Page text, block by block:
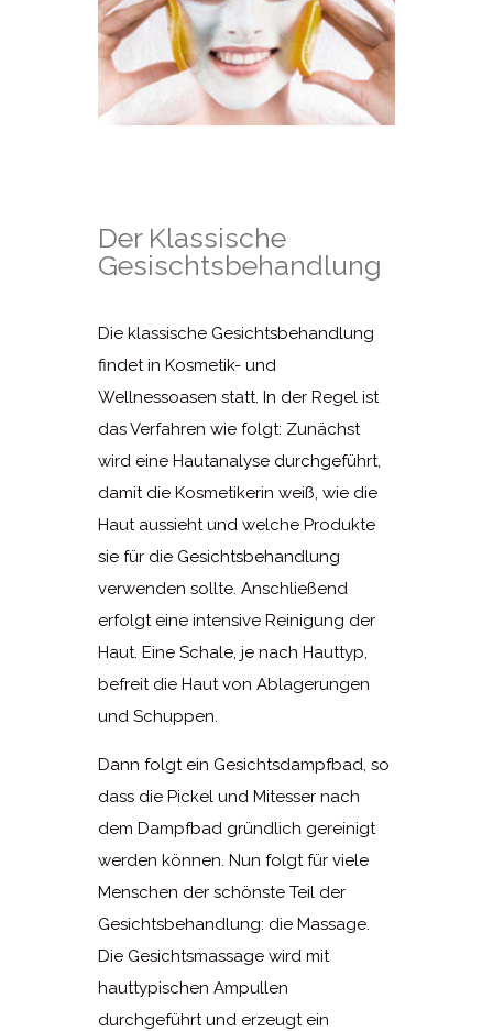
Der Klassische
Gesischtsbehandlung
Die klassische Gesichtsbehandlung
findet in Kosmetik- und
Wellnessoasen statt. In der Regel ist
das Verfahren wie folgt: Zunächst
wird eine Hautanalyse durchgeführt,
damit die Kosmetikerin weiß, wie die
Haut aussieht und welche Produkte
sie für die Gesichtsbehandlung
verwenden sollte. Anschließend
erfolgt eine intensive Reinigung der
Haut. Eine Schale, je nach Hauttyp,
befreit die Haut von Ablagerungen
und Schuppen.
Dann folgt ein Gesichtsdampfbad, so
dass die Pickel und Mitesser nach
dem Dampfbad gründlich gereinigt
werden können. Nun folgt für viele
Menschen der schönste Teil der
Gesichtsbehandlung: die Massage.
Die Gesichtsmassage wird mit
hauttypischen Ampullen
durchgeführt und erzeugt ein